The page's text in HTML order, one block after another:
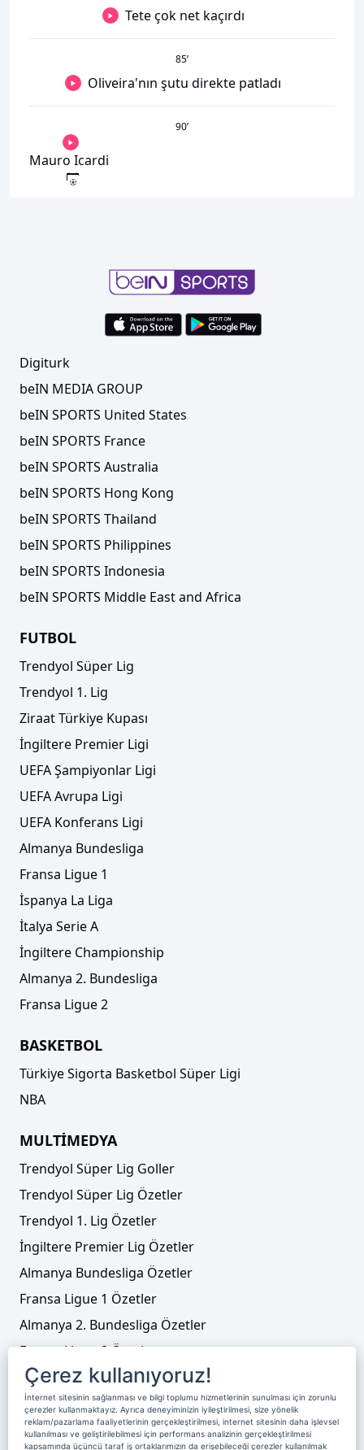
Tete çok net kaçırdı
85’
Oliveira'nın şutu direkte patladı
90’
Mauro Icardi
Digiturk
beIN MEDIA GROUP
beIN SPORTS United States
beIN SPORTS France
beIN SPORTS Australia
beIN SPORTS Hong Kong
beIN SPORTS Thailand
beIN SPORTS Philippines
beIN SPORTS Indonesia
beIN SPORTS Middle East and Africa
FUTBOL
Trendyol Süper Lig
Trendyol 1. Lig
Ziraat Türkiye Kupası
İngiltere Premier Ligi
UEFA Şampiyonlar Ligi
UEFA Avrupa Ligi
UEFA Konferans Ligi
Almanya Bundesliga
Fransa Ligue 1
İspanya La Liga
İtalya Serie A
İngiltere Championship
Almanya 2. Bundesliga
Fransa Ligue 2
BASKETBOL
Türkiye Sigorta Basketbol Süper Ligi
NBA
MULTİMEDYA
Trendyol Süper Lig Goller
Trendyol Süper Lig Özetler
Trendyol 1. Lig Özetler
İngiltere Premier Lig Özetler
Almanya Bundesliga Özetler
Fransa Ligue 1 Özetler
Almanya 2. Bundesliga Özetler
Fransa Ligue 2 Özetler
Tenis
Video Liste
Foto Galeriler
Çerez kullanıyoruz!
İnternet sitesinin sağlanması ve bilgi toplumu hizmetlerinin sunulması için zorunlu
çerezler kullanmaktayız. Ayrıca deneyiminizin iyileştirilmesi, size yönelik
reklam/pazarlama faaliyetlerinin gerçekleştirilmesi, internet sitesinin daha işlevsel
kullanılması ve geliştirilebilmesi için performans analizinin gerçekleştirilmesi
kapsamında üçüncü taraf iş ortaklarımızın da erişebileceği çerezler kullanılmak